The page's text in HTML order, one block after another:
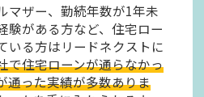
マザー、勤続年数が1年未
験がある方など、住宅ロー
いる方はリードネクストに
で住宅ローンが通らなかっ
通った実績が多数ありま